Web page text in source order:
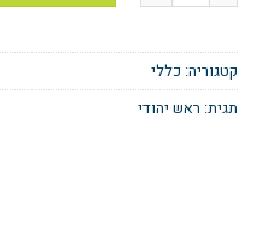
קטגוריה: כללי
תגית: ראש יהודי